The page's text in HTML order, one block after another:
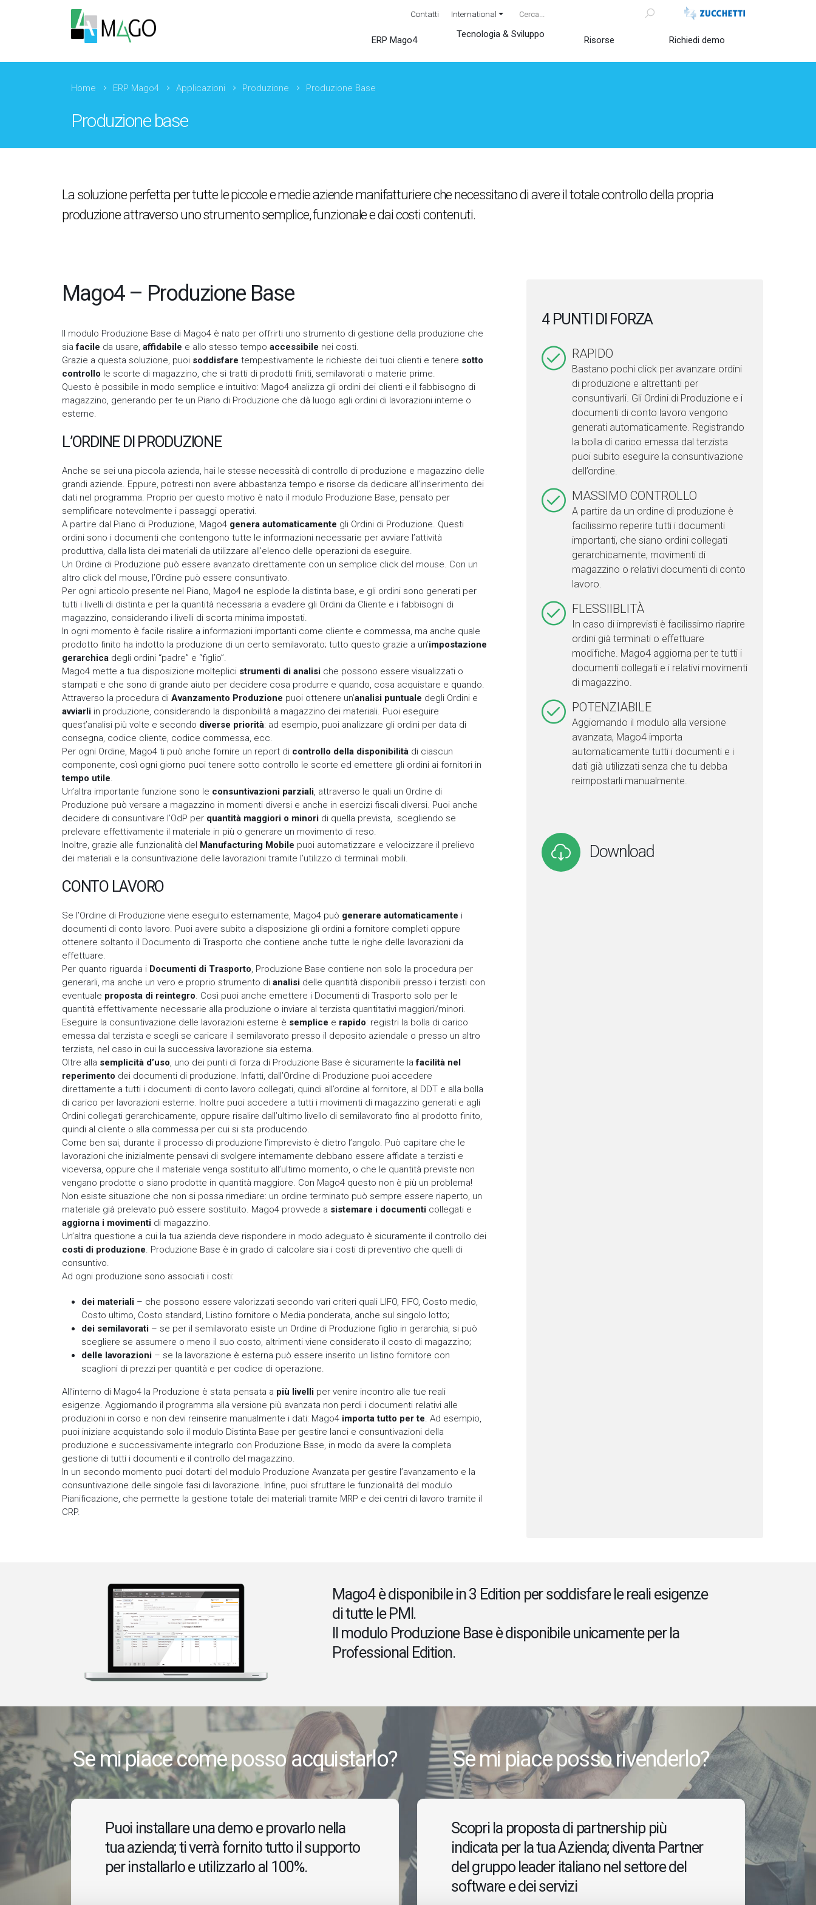
Contatti International
ERP Mago4
Tecnologia & Sviluppo
Risorse Richiedi demo
Home ERP Mago4 Applicazioni Produzione Produzione Base
Produzione base
La soluzione perfetta per tutte le piccole e medie aziende manifatturiere che necessitano di avere il totale controllo della propria
produzione attraverso uno strumento semplice, funzionale e dai costi contenuti.
Mago4 – Produzione Base
Il modulo Produzione Base di Mago4 è nato per offrirti uno strumento di gestione della produzione che
siafacile da usare, affidabile e allo stesso tempo accessibile nei costi.
Grazie a questa soluzione, puoi soddisfare tempestivamente le richieste dei tuoi clienti e tenere sotto
controllo le scorte di magazzino, che si tratti di prodotti finiti, semilavorati o materie prime.
Questo è possibile in modo semplice e intuitivo: Mago4 analizza gli ordini dei clienti e il fabbisogno di
magazzino, generando per te un Piano di Produzione che dà luogo agli ordini di lavorazioni interne o
esterne.
L’ORDINE DI PRODUZIONE
Anche se sei una piccola azienda, hai le stesse necessità di controllo di produzione e magazzino delle
grandi aziende. Eppure, potresti non avere abbastanza tempo e risorse da dedicare all’inserimento dei
dati nel programma. Proprio per questo motivo è nato il modulo Produzione Base, pensato per
semplificare notevolmente i passaggi operativi.
A partire dal Piano di Produzione, Mago4 genera automaticamente gli Ordini di Produzione. Questi
ordini sono i documenti che contengono tutte le informazioni necessarie per avviare l’attività
produttiva, dalla lista dei materiali da utilizzare all’elenco delle operazioni da eseguire.
Un Ordine di Produzione può essere avanzato direttamente con un semplice click del mouse. Con un
altro click del mouse, l’Ordine può essere consuntivato.
Per ogni articolo presente nel Piano, Mago4 ne esplode la distinta base, e gli ordini sono generati per
tutti i livelli di distinta e per la quantità necessaria a evadere gli Ordini da Cliente e i fabbisogni di
magazzino, considerando i livelli di scorta minima impostati.
In ogni momento è facile risalire a informazioni importanti come cliente e commessa, ma anche quale
prodotto finito ha indotto la produzione di un certo semilavorato; tutto questo grazie a un’impostazione
gerarchica degli ordini “padre” e “figlio”.
Mago4 mette a tua disposizione molteplici strumenti di analisi che possono essere visualizzati o
stampati e che sono di grande aiuto per decidere cosa produrre e quando, cosa acquistare e quando.
Attraverso la procedura di Avanzamento Produzione puoi ottenere un’analisi puntuale degli Ordini e
avviarli in produzione, considerando la disponibilità a magazzino dei materiali. Puoi eseguire
quest’analisi più volte e secondo diverse priorità: ad esempio, puoi analizzare gli ordini per data di
consegna, codice cliente, codice commessa, ecc.
Per ogni Ordine, Mago4 ti può anche fornire un report di controllo della disponibilità di ciascun
componente, così ogni giorno puoi tenere sotto controllo le scorte ed emettere gli ordini ai fornitori in
tempo utile.
Un’altra importante funzione sono le consuntivazioni parziali, attraverso le quali un Ordine di
Produzione può versare a magazzino in momenti diversi e anche in esercizi fiscali diversi. Puoi anche
decidere di consuntivare l’OdP per quantità maggiori o minori di quella prevista, scegliendo se
prelevare effettivamente il materiale in più o generare un movimento di reso.
Inoltre, grazie alle funzionalità del Manufacturing Mobile puoi automatizzare e velocizzare il prelievo
dei materiali e la consuntivazione delle lavorazioni tramite l’utilizzo di terminali mobili.
CONTO LAVORO
Se l’Ordine di Produzione viene eseguito esternamente, Mago4 può generare automaticamente i
documenti di conto lavoro. Puoi avere subito a disposizione gli ordini a fornitore completi oppure
ottenere soltanto il Documento di Trasporto che contiene anche tutte le righe delle lavorazioni da
effettuare.
Per quanto riguarda i Documenti di Trasporto, Produzione Base contiene non solo la procedura per
generarli, ma anche un vero e proprio strumento di analisi delle quantità disponibili presso i terzisti con
eventuale proposta di reintegro. Così puoi anche emettere i Documenti di Trasporto solo per le
quantità effettivamente necessarie alla produzione o inviare al terzista quantitativi maggiori/minori.
Eseguire la consuntivazione delle lavorazioni esterne è semplice e rapido: registri la bolla di carico
emessa dal terzista e scegli se caricare il semilavorato presso il deposito aziendale o presso un altro
terzista, nel caso in cui la successiva lavorazione sia esterna.
Oltre alla semplicità d’uso, uno dei punti di forza di Produzione Base è sicuramente lafacilità nel
reperimento dei documenti di produzione. Infatti, dall’Ordine di Produzione puoi accedere
direttamente a tutti i documenti di conto lavoro collegati, quindi all’ordine al fornitore, al DDT e alla bolla
di carico per lavorazioni esterne. Inoltre puoi accedere a tutti i movimenti di magazzino generati e agli
Ordini collegati gerarchicamente, oppure risalire dall’ultimo livello di semilavorato fino al prodotto finito,
quindi al cliente o alla commessa per cui si sta producendo.
Come ben sai, durante il processo di produzione l’imprevisto è dietro l’angolo. Può capitare che le
lavorazioni che inizialmente pensavi di svolgere internamente debbano essere affidate a terzisti e
viceversa, oppure che il materiale venga sostituito all’ultimo momento, o che le quantità previste non
vengano prodotte o siano prodotte in quantità maggiore. Con Mago4 questo non è più un problema!
Non esiste situazione che non si possa rimediare: un ordine terminato può sempre essere riaperto, un
materiale già prelevato può essere sostituito. Mago4 provvede a sistemare i documenti collegati e
aggiorna i movimenti di magazzino.
Un’altra questione a cui la tua azienda deve rispondere in modo adeguato è sicuramente il controllo dei
costi di produzione. Produzione Base è in grado di calcolare sia i costi di preventivo che quelli di
consuntivo.
Ad ogni produzione sono associati i costi:
dei materiali – che possono essere valorizzati secondo vari criteri quali LIFO, FIFO, Costo medio,
Costo ultimo, Costo standard, Listino fornitore o Media ponderata, anche sul singolo lotto;
dei semilavorati – se per il semilavorato esiste un Ordine di Produzione figlio in gerarchia, si può
scegliere se assumere o meno il suo costo, altrimenti viene considerato il costo di magazzino;
delle lavorazioni – se la lavorazione è esterna può essere inserito un listino fornitore con
scaglioni di prezzi per quantità e per codice di operazione.
All’interno di Mago4 la Produzione è stata pensata a più livelli per venire incontro alle tue reali
esigenze. Aggiornando il programma alla versione più avanzata non perdi i documenti relativi alle
produzioni in corso e non devi reinserire manualmente i dati: Mago4 importa tutto per te. Ad esempio,
puoi iniziare acquistando solo il modulo Distinta Base per gestire lanci e consuntivazioni della
produzione e successivamente integrarlo con Produzione Base, in modo da avere la completa
gestione di tutti i documenti e il controllo del magazzino.
In un secondo momento puoi dotarti del modulo Produzione Avanzata per gestire l’avanzamento e la
consuntivazione delle singole fasi di lavorazione. Infine, puoi sfruttare le funzionalità del modulo
Pianificazione, che permette la gestione totale dei materiali tramite MRP e dei centri di lavoro tramite il
CRP.
4 PUNTI DI FORZA
RAPIDO
Bastano pochi click per avanzare ordini
di produzione e altrettanti per
consuntivarli. Gli Ordini di Produzione e i
documenti di conto lavoro vengono
generati automaticamente. Registrando
la bolla di carico emessa dal terzista
puoi subito eseguire la consuntivazione
dell’ordine.
MASSIMO CONTROLLO
A partire da un ordine di produzione è
facilissimo reperire tutti i documenti
importanti, che siano ordini collegati
gerarchicamente, movimenti di
magazzino o relativi documenti di conto
lavoro.
FLESSIIBLITÀ
In caso di imprevisti è facilissimo riaprire
ordini già terminati o effettuare
modifiche. Mago4 aggiorna per te tutti i
documenti collegati e i relativi movimenti
di magazzino.
POTENZIABILE
Aggiornando il modulo alla versione
avanzata, Mago4 importa
automaticamente tutti i documenti e i
dati già utilizzati senza che tu debba
reimpostarli manualmente.
Download
Mago4 è disponibile in 3 Edition per soddisfare le reali esigenze
di tutte le PMI.
Il modulo Produzione Base è disponibile unicamente per la
Professional Edition.
Se mi piace come posso acquistarlo? Se mi piace posso rivenderlo?
Puoi installare una demo e provarlo nella
tua azienda; ti verrà fornito tutto il supporto
per installarlo e utilizzarlo al 100%.
Scopri la proposta di partnership più
indicata per la tua Azienda; diventa Partner
del gruppo leader italiano nel settore del
software e dei servizi